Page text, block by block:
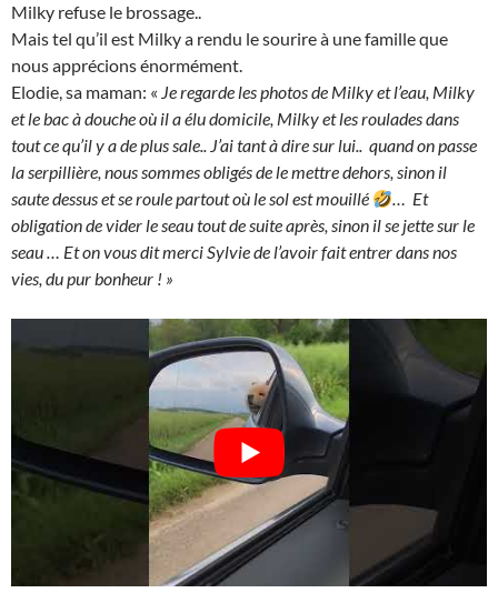
Milky refuse le brossage..
Mais tel qu’il est Milky a rendu le sourire à une famille que
nous apprécions énormément.
Elodie, sa maman: « Je regarde les photos de Milky et l’eau, Milky
et le bac à douche où il a élu domicile, Milky et les roulades dans
tout ce qu’il y a de plus sale.. J’ai tant à dire sur lui.. quand on passe
la serpillière, nous sommes obligés de le mettre dehors, sinon il
saute dessus et se roule partout où le sol est mouillé
… Et
obligation de vider le seau tout de suite après, sinon il se jette sur le
seau … Et on vous dit merci Sylvie de l’avoir fait entrer dans nos
vies, du pur bonheur ! »